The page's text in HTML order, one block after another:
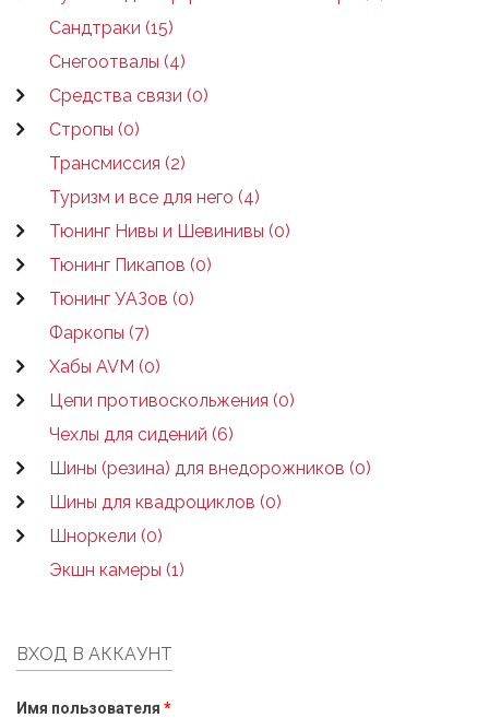
Сандтраки (15)
Снегоотвалы (4)
Средства связи (0)
Стропы (0)
Трансмиссия (2)
Туризм и все для него (4)
Тюнинг Нивы и Шевинивы (0)
Тюнинг Пикапов (0)
Тюнинг УАЗов (0)
Фаркопы (7)
Хабы AVM (0)
Цепи противоскольжения (0)
Чехлы для сидений (6)
Шины (резина) для внедорожников (0)
Шины для квадроциклов (0)
Шноркели (0)
Экшн камеры (1)
ВХОД В АККАУНТ
Имя пользователя *